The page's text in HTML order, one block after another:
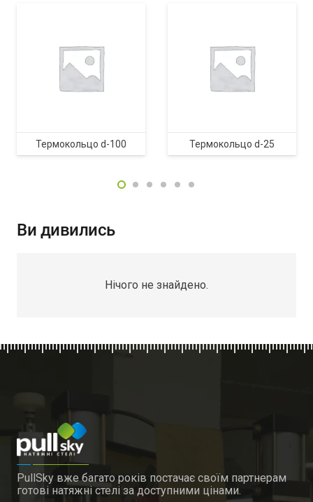
Термокольцо d-100 Термокольцо d-25
Ви дивились
Нічого не знайдено.
PullSky вже багато років постачає своїм партнерам
готові натяжні стелі за доступними цінами.